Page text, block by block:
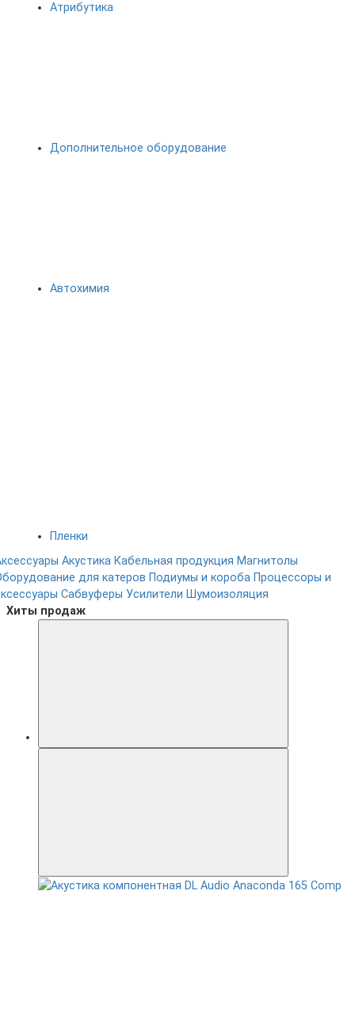
Атрибутика
Дополнительное оборудование
Автохимия
Пленки
Акустика Кабельная продукция Магнитолы
для катеров Подиумы и короба Процессоры и
Сабвуферы Усилители Шумоизоляция
Хиты продаж